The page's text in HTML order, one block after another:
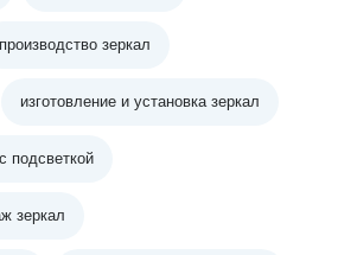
производство зеркал
изготовление и установка зеркал
подсветкой
зеркал